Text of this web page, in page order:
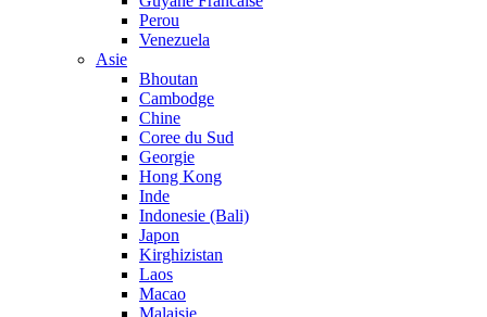
Perou
Venezuela
Asie
Bhoutan
Cambodge
Chine
Coree du Sud
Georgie
Hong Kong
Inde
Indonesie (Bali)
Japon
Kirghizistan
Laos
Macao
Malaisie